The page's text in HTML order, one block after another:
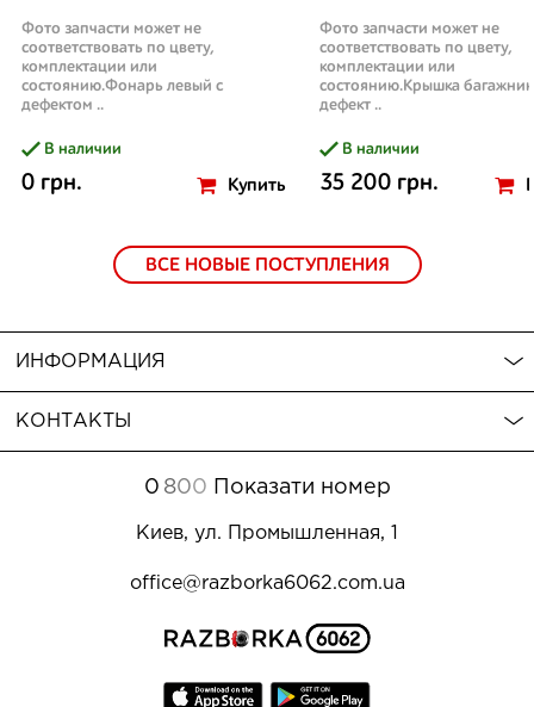
Фото запчасти может не
соответствовать по цвету,
комплектации или
состоянию.Фонарь левый с
дефектом ..
В наличии
0 грн. Купить
Фото запчасти может не
соответствовать по цвету,
комплектации или
состоянию.Крышка
дефект ..
В наличии
35 200 грн.
ВСЕ НОВЫЕ ПОСТУПЛЕНИЯ
ИНФОРМАЦИЯ
КОНТАКТЫ
0 800 Показати номер
Киев, ул. Промышленная, 1
office@razborka6062.com.ua